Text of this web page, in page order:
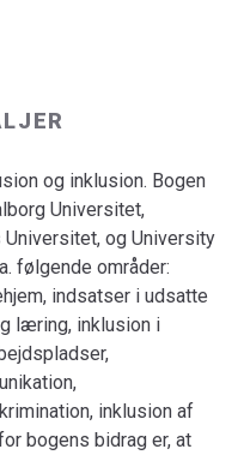
og inklusion. Bogen
Universitet,
Universitet, og University
følgende områder:
indsatser i udsatte
læring, inklusion i
inklusion af
bogens bidrag er, at